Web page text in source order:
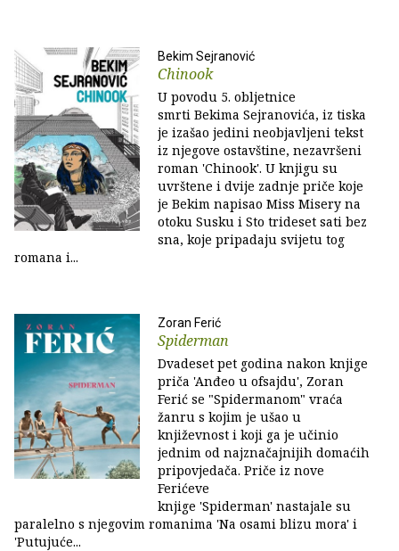
Bekim Sejranović
Chinook
U povodu 5. obljetnice
smrti Bekima Sejranovića, iz tiska
je izašao jedini neobjavljeni tekst
iz njegove ostavštine, nezavršeni
roman 'Chinook'. U knjigu su
uvrštene i dvije zadnje priče koje
je Bekim napisao Miss Misery na
otoku Susku i Sto trideset sati bez
sna, koje pripadaju svijetu tog
romana i...
Zoran Ferić
Spiderman
Dvadeset pet godina nakon knjige
priča 'Anđeo u ofsajdu', Zoran
Ferić se "Spidermanom" vraća
žanru s kojim je ušao u
književnost i koji ga je učinio
jednim od najznačajnijih domaćih
pripovjedača. Priče iz nove
Ferićeve
knjige 'Spiderman' nastajale su
paralelno s njegovim romanima 'Na osami blizu mora' i
'Putujuće...